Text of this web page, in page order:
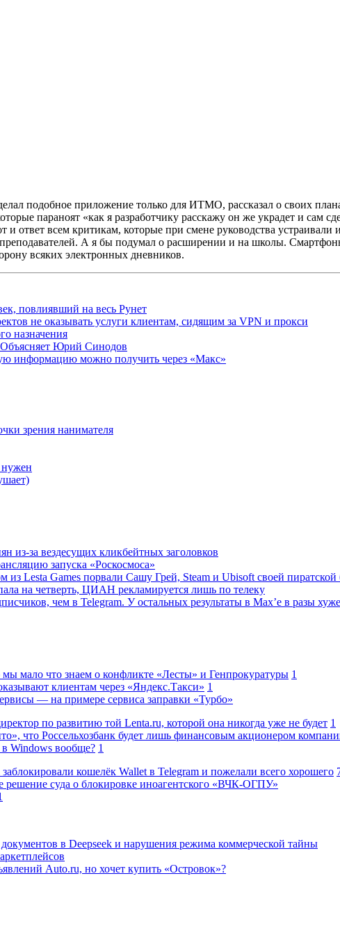
подобное приложение только для ИТМО, рассказал о своих
параноят «как я разработчику расскажу он же украдет и сам
ответ всем критикам, которые при смене руководства
А я бы подумал о расширении и на школы.
всяких электронных дневников.
повлиявший на весь Рунет
не оказывать услуги клиентам, сидящим за VPN и прокси
назначения
Объясняет Юрий Синодов
информацию можно получить через «Макс»
зрения нанимателя
нужен
из-за вездесущих кликбейтных заголовков
запуска «Роскосмоса»
из Lesta Games порвали Сашу Грей, Steam и Ubisoft своей
на четверть, ЦИАН рекламируется лишь по телеку
чем в Telegram. У остальных результаты в Max’е в разы
мало что знаем о конфликте «Лесты» и Генпрокуратуры 1
клиентам через «Яндекс.Такси» 1
— на примере сервиса заправки «Турбо»
по развитию той Lenta.ru, которой она никогда уже не будет 1
что Россельхозбанк будет лишь финансовым акционером
Windows вообще? 1
кошелёк Wallet в Telegram и пожелали всего хорошего
решение суда о блокировке иноагентского «ВЧК-ОГПУ»
в Deepseek и нарушения режима коммерческой тайны
Auto.ru, но хочет купить «Островок»?